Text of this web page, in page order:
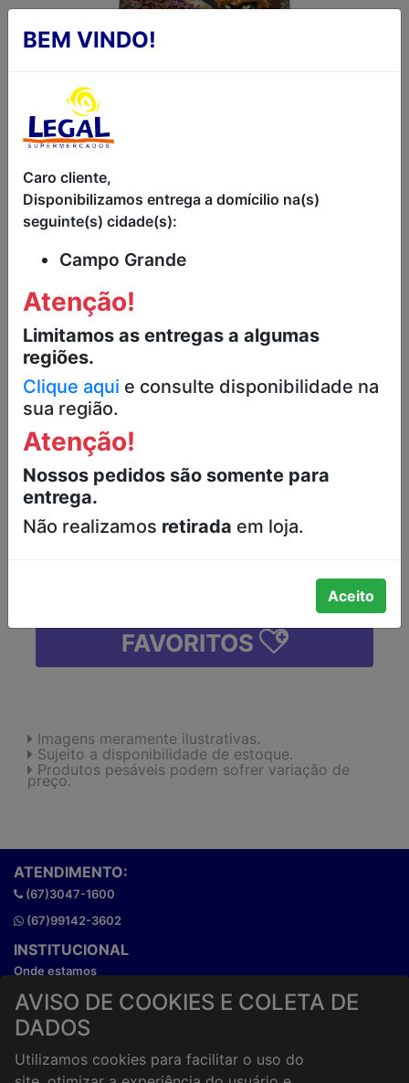
BOLO DIVERTIX DE
CHOCOLATE E
BRIGADEIRO RENATA
40G
BOLINHO DIVERTIX SABOR
CHOCOLATE COM RECHEIO DE
BRIGADEIRO COBERTO COM
GRANULADO CROCANTE RENATA
PACOTE 40G
R$1,69
-
FAVORITOS
Imagens meramente ilustrativas.
Sujeito a disponibilidade de estoque.
Produtos pesáveis podem sofrer variação de
preço.
BEM VINDO!
Caro cliente,
Disponibilizamos entrega a domícilio na(s)
seguinte(s) cidade(s):
Campo Grande
Atenção!
Limitamos as entregas a algumas
regiões.
Clique aqui e consulte disponibilidade na
sua região.
Atenção!
Nossos pedidos são somente para
entrega.
Não realizamos retirada em loja.
Aceito
AVISO DE COOKIES E COLETA DE
DADOS
Utilizamos cookies para facilitar o uso do
ATENDIMENTO:
(67)3047-1600
(67)99142-3602
INSTITUCIONAL
Onde estamos
Horários de atendimento
HORÁRIOS E ENTREGA
Horários de Entrega